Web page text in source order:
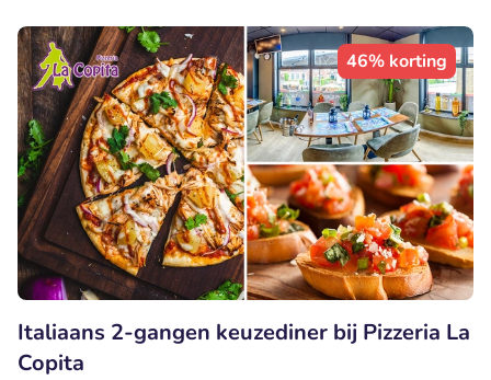
46% korting
Italiaans 2-gangen keuzediner bij Pizzeria La
Copita